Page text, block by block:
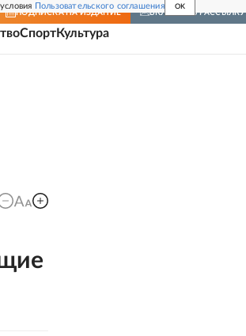
Пользовательского соглашения OK
ПОДПИСКА НА ИЗДАНИЕ ВКЛЮЧИТЬ РАССЫЛКУ
СпортКультура